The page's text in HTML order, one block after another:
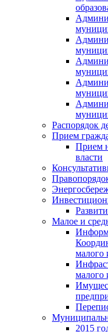
Распорядок
Прием
Прием
власти
Малое и
малого
малого
2015